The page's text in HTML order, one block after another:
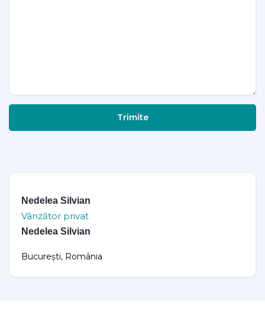
Trimite
Nedelea Silvian
Vânzător privat
Nedelea Silvian
București, România